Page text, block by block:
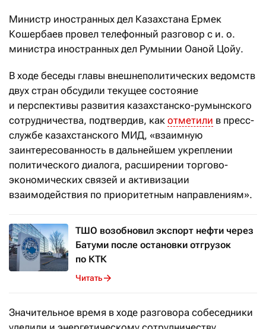
Министр иностранных дел Казахстана Ермек
Кошербаев провел телефонный разговор с и. о.
министра иностранных дел Румынии Оаной Цойу.
В ходе беседы главы внешнеполитических ведомств
двух стран обсудили текущее состояние
и перспективы развития казахстанско-румынского
сотрудничества, подтвердив, как отметили в пресс-
службе казахстанского МИД, «взаимную
заинтересованность в дальнейшем укреплении
политического диалога, расширении торгово-
экономических связей и активизации
взаимодействия по приоритетным направлениям».
ТШО возобновил экспорт нефти через
Батуми после остановки отгрузок
по КТК
Читать
Значительное время в ходе разговора собеседники